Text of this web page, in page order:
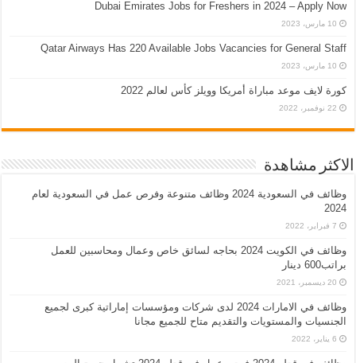
Dubai Emirates Jobs for Freshers in 2024 – Apply Now
10 مارس، 2023
Qatar Airways Has 220 Available Jobs Vacancies for General Staff
10 مارس، 2023
كورة لايف موعد مباراة أمريكا وويلز كأس لعالم 2022
22 نوفمبر، 2022
الاكثر مشاهدة
وظائف في السعودية 2024 وظائف متنوعة وفرص عمل في السعودية لعام
2024
7 فبراير، 2022
وظائف في الكويت 2024 بحاجه لسائق خاص وعمال ومحاسبين للعمل
براتب600 دينار
20 ديسمبر، 2021
وظائف في الامارات 2024 لدى شركات ومؤسسات إماراتية كبرى لجميع
الجنسيات والمستويات والتقديم متاح للجميع مجانا
6 يناير، 2022